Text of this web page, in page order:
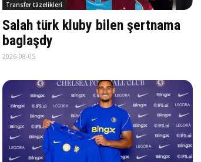
Transfer täzelikleri
Salah türk kluby bilen şertnama
baglaşdy
2026-08-05